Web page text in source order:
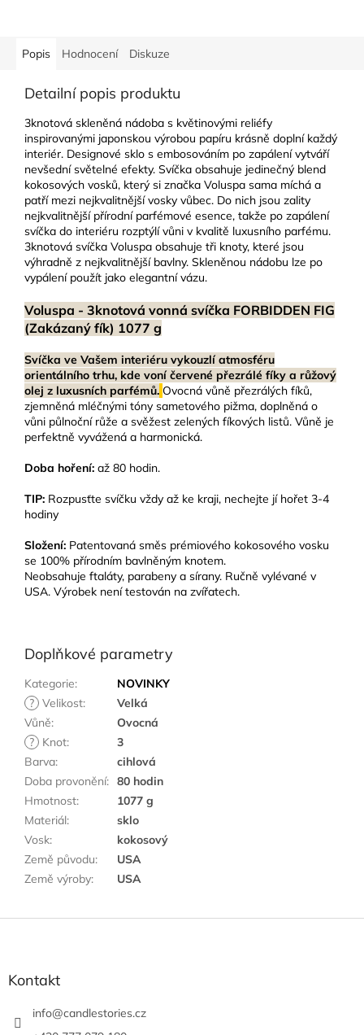
Popis Hodnocení Diskuze
Detailní popis produktu
3knotová skleněná nádoba s květinovými reliéfy
inspirovanými japonskou výrobou papíru krásně doplní každý
interiér. Designové sklo s embosováním po zapálení vytváří
nevšední světelné efekty. Svíčka obsahuje jedinečný blend
kokosových vosků, který si značka Voluspa sama míchá a
patří mezi nejkvalitnější vosky vůbec. Do nich jsou zality
nejkvalitnější přírodní parfémové esence, takže po zapálení
svíčka do interiéru rozptýlí vůni v kvalitě luxusního parfému.
3knotová svíčka Voluspa obsahuje tři knoty, které jsou
výhradně z nejkvalitnější bavlny. Skleněnou nádobu lze po
vypálení použít jako elegantní vázu.
Voluspa - 3knotová vonná svíčka FORBIDDEN FIG
(Zakázaný fík) 1077 g
Svíčka ve Vašem interiéru vykouzlí atmosféru
orientálního trhu, kde voní červené přezrálé fíky a růžový
olej z luxusních parfémů. Ovocná vůně přezrálých fíků,
zjemněná mléčnými tóny sametového pižma, doplněná o
vůni půlnoční růže a svěžest zelených fíkových listů. Vůně je
perfektně vyvážená a harmonická.
Doba hoření: až 80 hodin.
TIP: Rozpusťte svíčku vždy až ke kraji, nechejte jí hořet 3-4
hodiny
Složení: Patentovaná směs prémiového kokosového vosku
se 100% přírodním bavlněným knotem.
Neobsahuje ftaláty, parabeny a sírany. Ručně vylévané v
USA. Výrobek není testován na zvířatech.
Doplňkové parametry
Kategorie:
NOVINKY
? Velikost:
Velká
Vůně:
Ovocná
?
Knot:
3
Barva:
cihlová
Doba provonění: 80 hodin
Hmotnost:
1077 g
Materiál:
sklo
Vosk:
kokosový
Země původu:
USA
Země výroby: USA
Kontakt
info@candlestories.cz